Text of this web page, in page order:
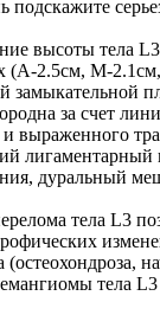
подскажите
высоты тела
(А-2.5см, М-
замыкательной
за счет
выраженного
лигаментарный
дуральный
тела L3
(остеохондроза,
тела